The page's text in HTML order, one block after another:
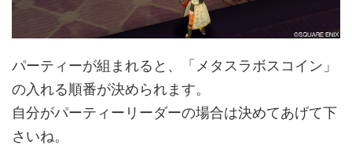
パーティーが組まれると、「メタスラボスコイン」
の入れる順番が決められます。
自分がパーティーリーダーの場合は決めてあげて下
さいね。